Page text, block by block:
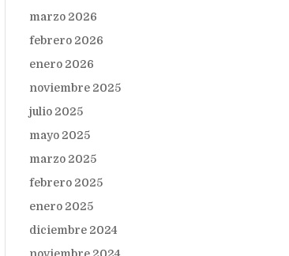
marzo 2026
febrero 2026
enero 2026
noviembre 2025
julio 2025
mayo 2025
marzo 2025
febrero 2025
enero 2025
diciembre 2024